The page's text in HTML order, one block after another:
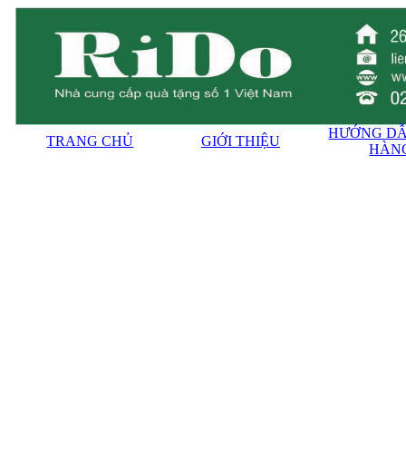
TRANG CHỦ GIỚI THIỆU
HƯỚNG